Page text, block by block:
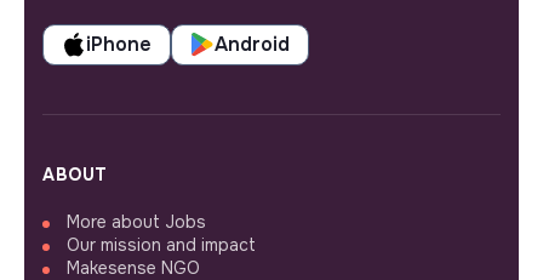
iPhone Android
ABOUT
More about Jobs
Our mission and impact
Makesense NGO